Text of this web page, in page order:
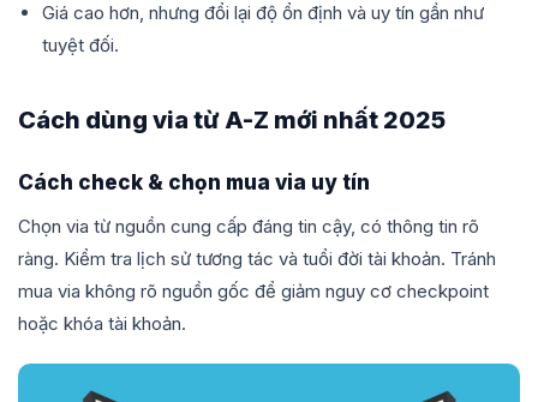
Giá cao hơn, nhưng đổi lại độ ổn định và uy tín gần như
tuyệt đối.
Cách dùng via từ A-Z mới nhất 2025
Cách check & chọn mua via uy tín
Chọn via từ nguồn cung cấp đáng tin cậy, có thông tin rõ
ràng. Kiểm tra lịch sử tương tác và tuổi đời tài khoản. Tránh
mua via không rõ nguồn gốc để giảm nguy cơ checkpoint
hoặc khóa tài khoản.